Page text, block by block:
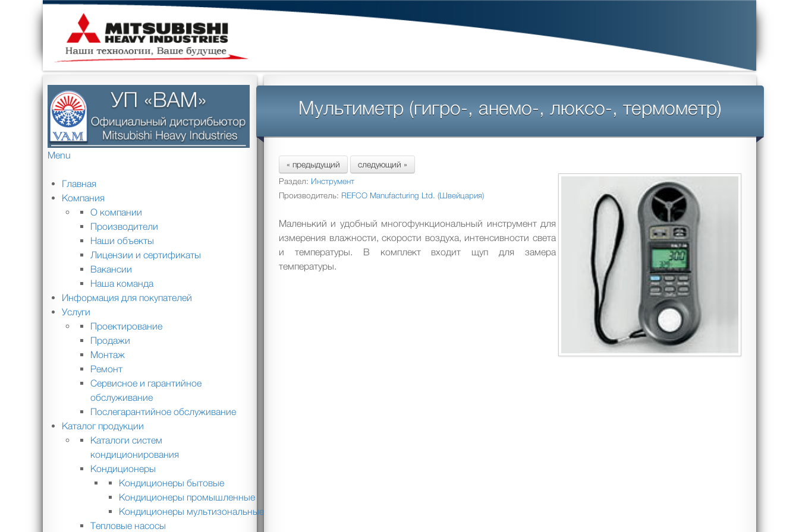
Menu
Главная
Компания
О компании
Производители
Наши объекты
Лицензии и сертификаты
Вакансии
Наша команда
Информация для покупателей
Услуги
Проектирование
Продажи
Монтаж
Ремонт
Сервисное и гарантийное
обслуживание
Послегарантийное обслуживание
Каталог продукции
Каталоги систем
кондиционирования
Кондиционеры
Кондиционеры бытовые
Кондиционеры промышленные
Кондиционеры мультизональные
Тепловые насосы
Мультиметр (гигро-, анемо-, люксо-, термометр)
« предыдущий следующий »
Раздел: Инструмент
Производитель: REFCO Manufacturing Ltd. (Швейцария)
Маленький и удобный многофункциональный инструмент для
измерения влажности, скорости воздуха, интенсивности света
и температуры. В комплект входит щуп для замера
температуры.